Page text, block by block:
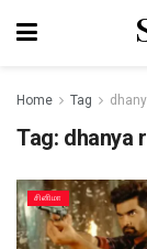
Home Tag
Tag: dhanya
சினிமா